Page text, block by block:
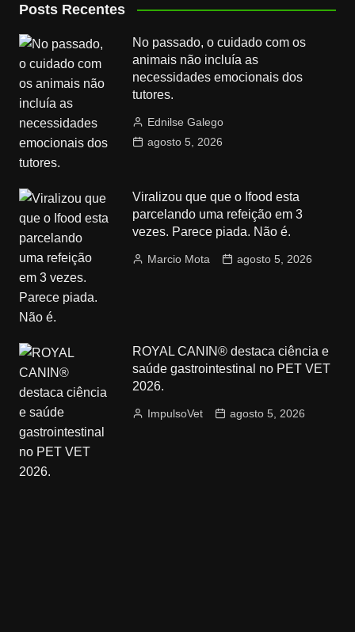
Posts Recentes
No passado, o cuidado com os
animais não incluía as
necessidades emocionais dos
tutores.
Ednilse Galego
agosto 5, 2026
Viralizou que que o Ifood esta
parcelando uma refeição em 3
vezes. Parece piada. Não é.
Marcio Mota agosto 5, 2026
ROYAL CANIN® destaca ciência e
saúde gastrointestinal no PET VET
2026.
ImpulsoVet agosto 5, 2026